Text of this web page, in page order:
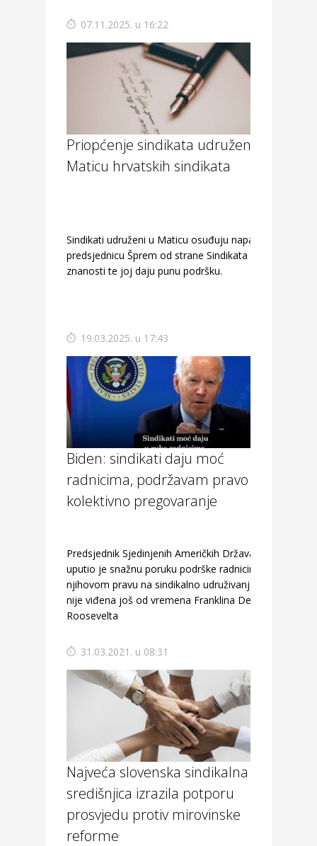
07.11.2025. u 16:22
Priopćenje sindikata udruženih u
Maticu hrvatskih sindikata
Sindikati udruženi u Maticu osuđuju napade na
predsjednicu Šprem od strane Sindikata
znanosti te joj daju punu podršku.
19.03.2025. u 17:43
Biden: sindikati daju moć
radnicima, podržavam pravo na
kolektivno pregovaranje
Predsjednik Sjedinjenih Američkih Država
uputio je snažnu poruku podrške radnicima i
njihovom pravu na sindikalno udruživanje kakva
nije viđena još od vremena Franklina Delano
Roosevelta
31.03.2021. u 08:31
Najveća slovenska sindikalna
središnjica izrazila potporu
prosvjedu protiv mirovinske
reforme